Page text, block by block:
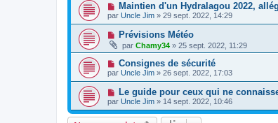
Maintien d'un Hydralagou 2022,
par Uncle Jim » 29 sept. 2022, 14:29
Prévisions Météo
par Chamy34 » 25 sept. 2022, 11:29
Consignes de sécurité
par Uncle Jim » 26 sept. 2022, 17:03
Le guide pour ceux qui ne
par Uncle Jim » 14 sept. 2022, 10:46